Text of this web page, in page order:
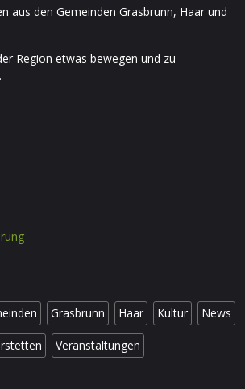
aus den Gemeinden Grasbrunn, Haar und
Region etwas bewegen und zu
Grasbrunn Haar Kultur News
Veranstaltungen